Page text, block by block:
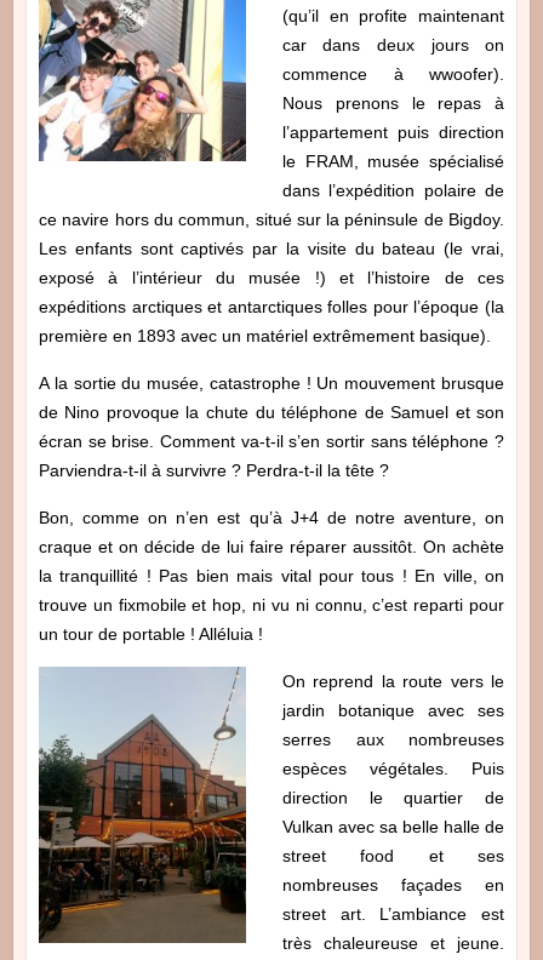
(qu’il en profite maintenant
car dans deux jours on
commence à wwoofer).
Nous prenons le repas à
l’appartement puis direction
le FRAM, musée spécialisé
dans l’expédition polaire de
ce navire hors du commun, situé sur la péninsule de Bigdoy.
Les enfants sont captivés par la visite du bateau (le vrai,
exposé à l’intérieur du musée !) et l’histoire de ces
expéditions arctiques et antarctiques folles pour l’époque (la
première en 1893 avec un matériel extrêmement basique).
A la sortie du musée, catastrophe ! Un mouvement brusque
de Nino provoque la chute du téléphone de Samuel et son
écran se brise. Comment va-t-il s’en sortir sans téléphone ?
Parviendra-t-il à survivre ? Perdra-t-il la tête ?
Bon, comme on n’en est qu’à J+4 de notre aventure, on
craque et on décide de lui faire réparer aussitôt. On achète
la tranquillité ! Pas bien mais vital pour tous ! En ville, on
trouve un fixmobile et hop, ni vu ni connu, c’est reparti pour
un tour de portable ! Alléluia !
On reprend la route vers le
jardin botanique avec ses
serres aux nombreuses
espèces végétales. Puis
direction le quartier de
Vulkan avec sa belle halle de
street food et ses
nombreuses façades en
street art. L’ambiance est
très chaleureuse et jeune.